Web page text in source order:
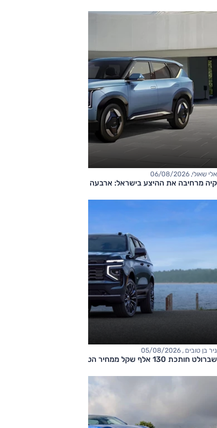
אלי שאולי, 06/08/2026
קיה מרחיבה את ההיצע בישראל: ארבעה דגמים חדשים בדרך
ניר בן טובים , 05/08/2026
שברולט חותכת 130 אלף שקל ממחיר הטאהו